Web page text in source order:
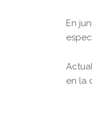
En
en la